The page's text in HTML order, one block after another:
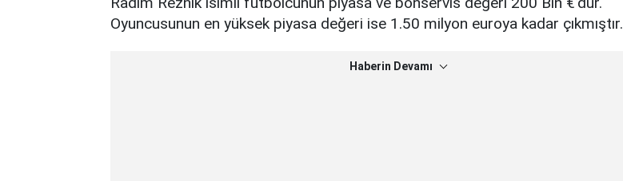
Oyuncusunun en yüksek piyasa değeri ise 1.50 milyon euroya kadar çıkmıştır.
Haberin Devamı